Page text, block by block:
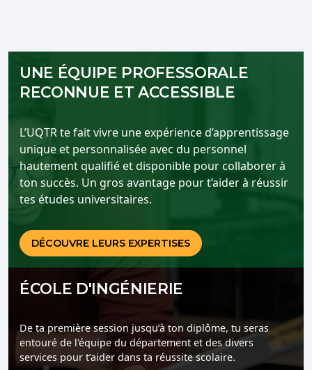
UNE ÉQUIPE PROFESSORALE
RECONNUE ET ACCESSIBLE
L’UQTR te fait vivre une expérience d’apprentissage
unique et personnalisée avec du personnel
hautement qualifié et disponible pour collaborer à
ton succès. Un gros avantage pour t’aider à réussir
tes études universitaires.
DÉCOUVRE LEURS EXPERTISES
ÉCOLE D'INGÉNIERIE
De ta première session jusqu’à ton diplôme, tu seras
entouré de l'équipe du département et des divers
services pour t’aider dans ta réussite scolaire.